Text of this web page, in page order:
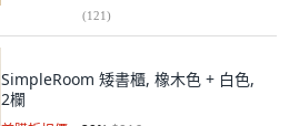
(121)
SimpleRoom 矮書櫃, 橡木色 + 白色,
2欄